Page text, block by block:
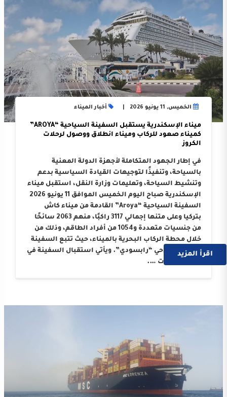
الخميس, 11 يونيو 2026 أخبار الميناء
ميناء الإسكندرية يستقبل السفينة السياحية “AROYA”
كميناء صعود للركاب وميناء انطلاق ووصول لرحلات
الكروز
في إطار الجهود المتكاملة لأجهزة الدولة المعنية
بالسياحة، وتنفيذًا لتوجيهات القيادة السياسية بدعم
وتنشيط السياحة، وتعليمات وزارة النقل، استقبل ميناء
الإسكندرية صباح اليوم الخميس الموافق 11 يونيو 2026
السفينة السياحية “Aroya” القادمة من ميناء كاش
بتركيا وعلى متنها إجمالي 3117 راكبًا، منهم 2063 سائحًا
من جنسيات متعددة و1054 من أفراد الطاقم، وذلك من
خلال محطة الركاب البحرية بالميناء، حيث تتبع السفينة
الوكيل الملاحي “رابسودي”. ويأتي استقبال السفينة في
إطار النجاحات ….
اقرأ المزيد